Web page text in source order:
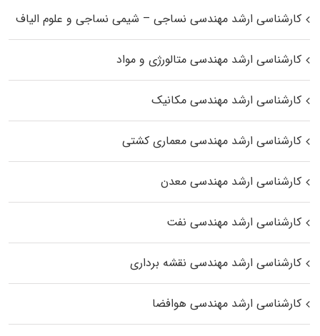
کارشناسی ارشد مهندسی نساجی – شیمی نساجی و علوم الیاف
کارشناسی ارشد مهندسی متالورژی و مواد
کارشناسی ارشد مهندسی مکانیک
کارشناسی ارشد مهندسی معماری کشتی
کارشناسی ارشد مهندسی معدن
کارشناسی ارشد مهندسی نفت
کارشناسی ارشد مهندسی نقشه برداری
کارشناسی ارشد مهندسی هوافضا